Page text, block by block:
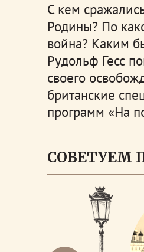
С кем
Родины? По
война? Каким
Рудольф Гесс
своего
британские
программ «На
СОВЕТУЕМ